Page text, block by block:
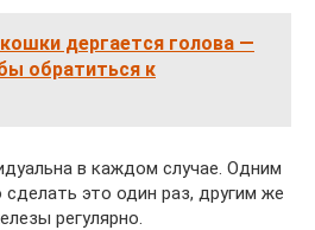
дергается голова —
обратиться к
в каждом случае. Одним
это один раз, другим же
регулярно.